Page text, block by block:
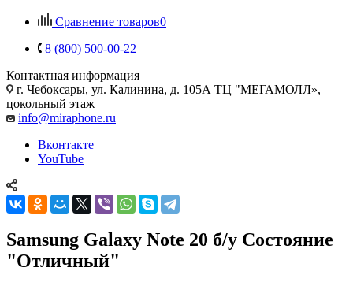
Сравнение товаров0
8 (800) 500-00-22
Контактная информация
г. Чебоксары, ул. Калинина, д. 105А ТЦ "МЕГАМОЛЛ»,
цокольный этаж
info@miraphone.ru
Вконтакте
YouTube
Samsung Galaxy Note 20 б/у Состояние
"Отличный"